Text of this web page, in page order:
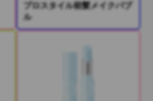
プロスタイル前髪メイクバブ
ル